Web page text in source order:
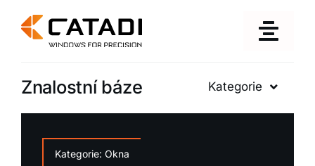
Produkty
Znalostní báze Kategorie
Kategorie: Posuvné dveře
Kategorie: Okna